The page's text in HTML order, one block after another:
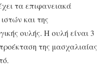
τα επιφανειακά
και της
ουλής. Η ουλή είναι 3
της μασχαλιαίας